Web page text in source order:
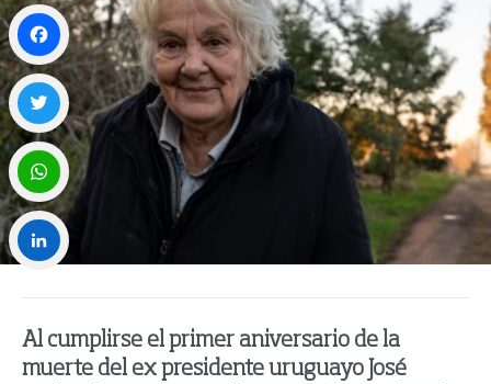
Al cumplirse el primer aniversario de la
muerte del ex presidente uruguayo José
Facebook
Twitter
WhatsApp